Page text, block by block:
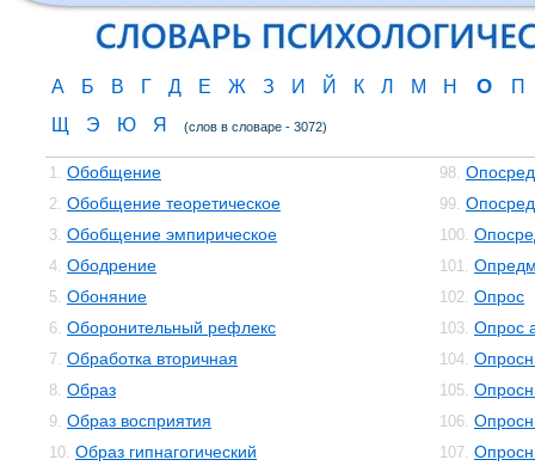
А Б В Г Д Е Ж З И Й К Л М Н О
П
Щ
Э Ю Я (слов в словаре - 3072)
1. Обобщение
2. Обобщение теоретическое
3. Обобщение эмпирическое
4. Ободрение
5. Обоняние
6. Оборонительный рефлекс
7. Обработка вторичная
8. Образ
9. Образ восприятия
10. Образ гипнагогический
98.
99.
100.
101.
102. Опрос
103. Опрос
104.
105.
106.
107.